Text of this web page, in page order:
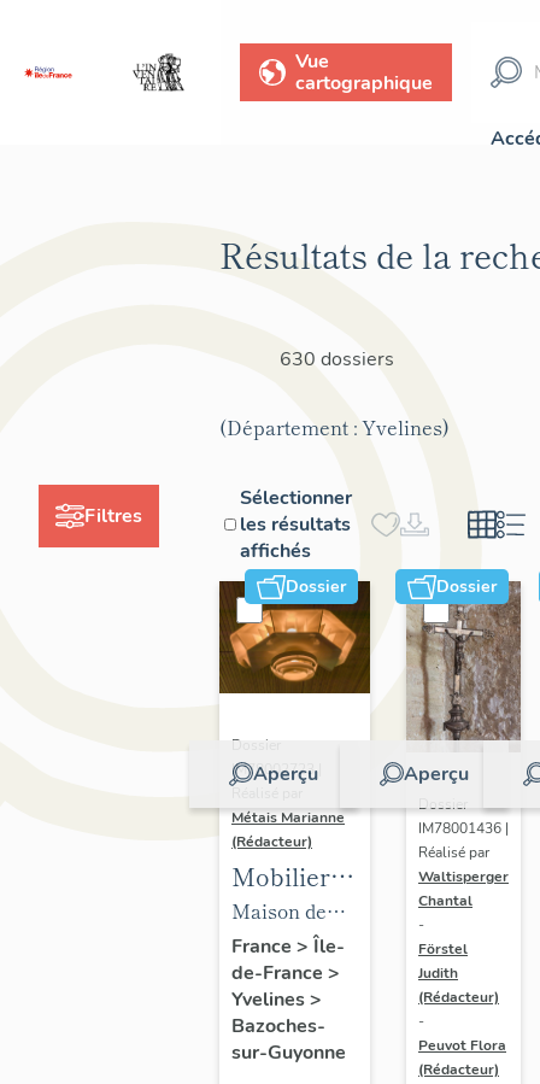
Vue
cartographique
Filtres
Résultats de la
630 dossiers
(Département : Yvelines)
Sélectionner
les résultats
affichés
Dossier
Aperçu
Dossier
IM78002723 |
Métais Marianne
(Rédacteur)
Mobilier
de la
maison
Louis
Carré
Maison de
villégiature
dite maison
Louis Carré
France > Île-
de-France >
Yvelines>
Bazoches-
sur-Guyonne
Dossier
Aperçu
Dossier
IM78001436 |
Réalisé par
Waltisperger
Chantal
-
Förstel
Judith
(Rédacteur)
-
Peuvot Flora
(Rédacteur)